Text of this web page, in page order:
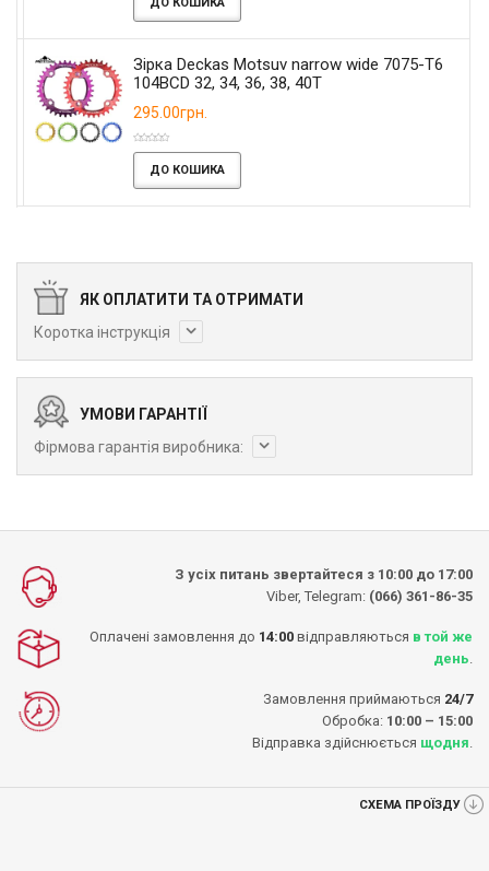
Зірка Deckas Motsuv narrow wide 7075-T6
104BCD 32, 34, 36, 38, 40T
295.00грн.
ДО КОШИКА
ЯК ОПЛАТИТИ ТА ОТРИМАТИ
Коротка інструкція
УМОВИ ГАРАНТІЇ
Фірмова гарантія виробника:
З усіх питань звертайтеся з 10:00 до 17:00
Viber, Telegram: (066) 361-86-35
Оплачені замовлення до 14:00 відправляються в той же
день
Замовлення приймаються 24/7
Обробка: 10:00 – 15:00
Відправка здійснюється щодня
СХЕМА ПРОЇЗДУ